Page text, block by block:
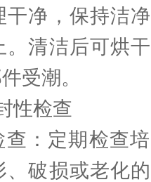
干净，保持洁
。清洁后可烘
受潮。
检查
定期检查培
、破损或老化